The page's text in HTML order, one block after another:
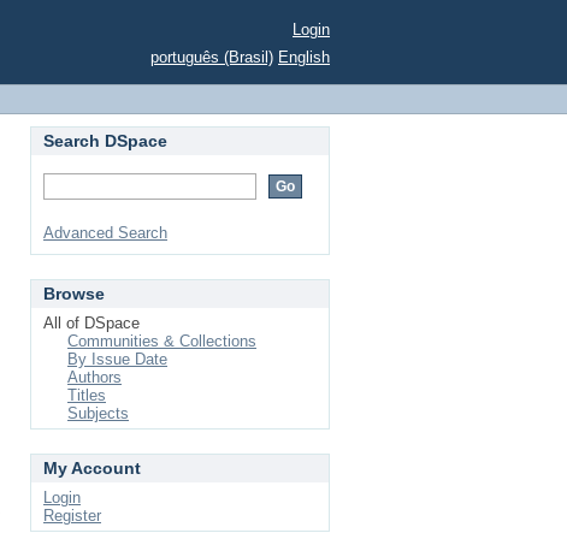
Login
português (Brasil) English
Search DSpace
Advanced Search
Browse
All of DSpace
Communities & Collections
By Issue Date
Authors
Titles
Subjects
My Account
Login
Register